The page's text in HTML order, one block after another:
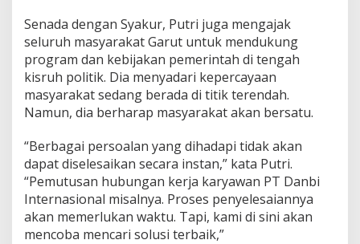
Senada dengan Syakur, Putri juga mengajak
seluruh masyarakat Garut untuk mendukung
program dan kebijakan pemerintah di tengah
kisruh politik. Dia menyadari kepercayaan
masyarakat sedang berada di titik terendah.
Namun, dia berharap masyarakat akan bersatu.
“Berbagai persoalan yang dihadapi tidak akan
dapat diselesaikan secara instan,” kata Putri.
“Pemutusan hubungan kerja karyawan PT Danbi
Internasional misalnya. Proses penyelesaiannya
akan memerlukan waktu. Tapi, kami di sini akan
mencoba mencari solusi terbaik,”